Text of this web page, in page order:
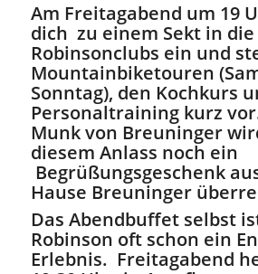
Am Freitagabend um 19
dich zu einem Sekt in die
Robinsonclubs ein und
Mountainbiketouren
Sonntag), den Kochkurs
Personaltraining kurz
Munk von Breuninger
diesem Anlass noch ein
Begrüßungsgeschenk
Hause Breuninger
Das Abendbuffet selbst
Robinson oft schon ein
Erlebnis. Freitagabend